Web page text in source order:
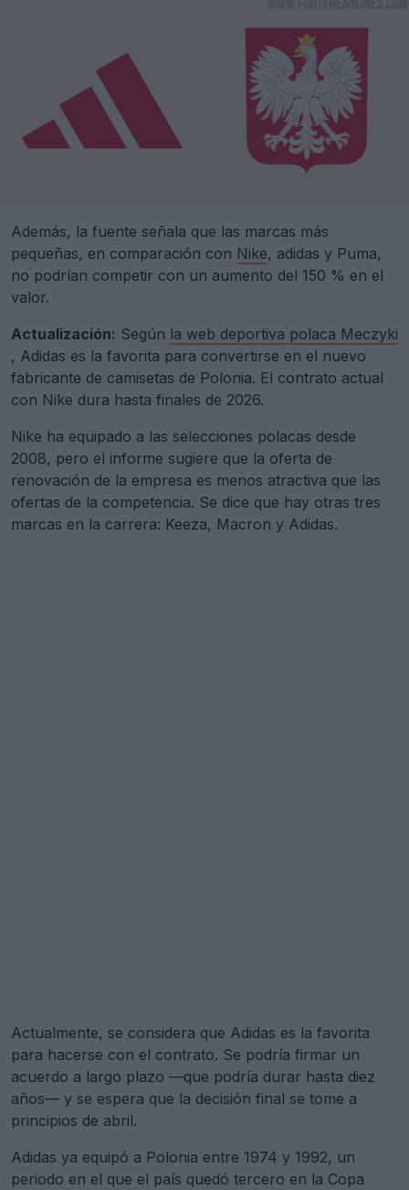
Además, la fuente señala que las marcas más
pequeñas, en comparación con Nike, adidas y Puma,
no podrían competir con un aumento del 150 % en el
valor.
Actualización: Según la web deportiva polaca Meczyki
, Adidas es la favorita para convertirse en el nuevo
fabricante de camisetas de Polonia. El contrato actual
con Nike dura hasta finales de 2026.
Nike ha equipado a las selecciones polacas desde
2008, pero el informe sugiere que la oferta de
renovación de la empresa es menos atractiva que las
ofertas de la competencia. Se dice que hay otras tres
marcas en la carrera: Keeza, Macron y Adidas.
Actualmente, se considera que Adidas es la favorita
para hacerse con el contrato. Se podría firmar un
acuerdo a largo plazo —que podría durar hasta diez
años— y se espera que la decisión final se tome a
principios de abril.
Adidas ya equipó a Polonia entre 1974 y 1992, un
periodo en el que el país quedó tercero en la Copa